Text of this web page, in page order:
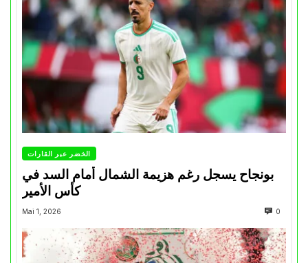
الخضر عبر القارات
بونجاح يسجل رغم هزيمة الشمال أمام السد في
كأس الأمير
Mai 1, 2026 0